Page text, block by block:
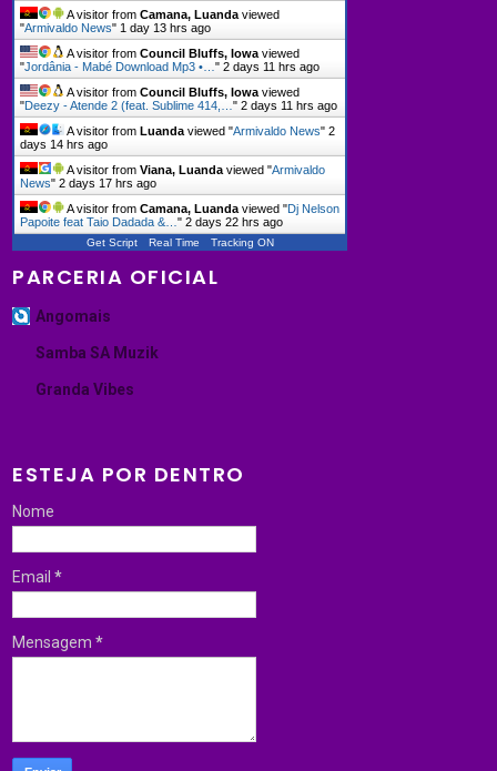
A visitor fromCamana, Luanda viewed
"Armivaldo News" 1 day 13 hrs ago
A visitor fromCouncil Bluffs, Iowa viewed
"Jordânia - Mabé Download Mp3 •…"2 days 11 hrs ago
A visitor fromCouncil Bluffs, Iowa viewed
"Deezy - Atende 2 (feat. Sublime 414,…"2 days 11 hrs ago
A visitor from Luanda viewed "Armivaldo News"2
days 14 hrs ago
A visitor fromViana, Luanda viewed "Armivaldo
News"2 days 17 hrs ago
A visitor fromCamana, Luanda viewed "Dj Nelson
Papoite feat Taio Dadada &…"2 days 22 hrs ago
Get Script Real Time Tracking ON
PARCERIA OFICIAL
Angomais
Samba SA Muzik
Granda Vibes
ESTEJA POR DENTRO
Nome
Email*
Mensagem*